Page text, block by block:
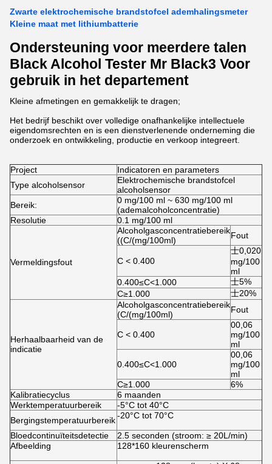
Zwarte elektrochemische brandstofcel ademhalingsmeter
Kleine maat met lithiumbatterie
Ondersteuning voor meerdere talen
Black Alcohol Tester Mr Black3 Voor
gebruik in het departement
Kleine afmetingen en gemakkelijk te dragen;
Het bedrijf beschikt over volledige onafhankelijke intellectuele
eigendomsrechten en is een dienstverlenende onderneming die
onderzoek en ontwikkeling, productie en verkoop integreert.
Project
Indicatoren en parameters
Type alcoholsensor
Elektrochemische brandstofcel
alcoholsensor
Bereik:
0 mg/100 ml ~ 630 mg/100 ml
(ademalcoholconcentratie)
Resolutie
0.1 mg/100 ml
Vermeldingsfout
Alcoholgasconcentratiebereik
((C/(mg/100ml)
Fout
C < 0.400
士0,020
mg/100
ml
0.400≤C<1.000
士5%
C≥1.000
士20%
Herhaalbaarheid van de
indicatie
Alcoholgasconcentratiebereik
(C/(mg/100ml)
Fout
C < 0.400
00,06
mg/100
ml
0.400≤C<1.000
00,06
mg/100
ml
C≥1.000
6%
Kalibratiecyclus
6 maanden
Werktemperatuurbereik
-5°C tot 40°C
Bergingstemperatuurbereik-20°C tot 70°C
Bloedcontinuïteitsdetectie
2.5 seconden (stroom: ≥ 20L/min)
Afbeelding
128*160 kleurenscherm